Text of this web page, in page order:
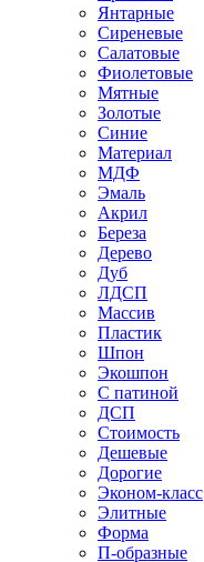
Янтарные
Сиреневые
Салатовые
Фиолетовые
Мятные
Золотые
Синие
Материал
МДФ
Эмаль
Акрил
Береза
Дерево
Дуб
ЛДСП
Массив
Пластик
Шпон
Экошпон
С патиной
ДСП
Стоимость
Дешевые
Дорогие
Эконом-класс
Элитные
Форма
П-образные